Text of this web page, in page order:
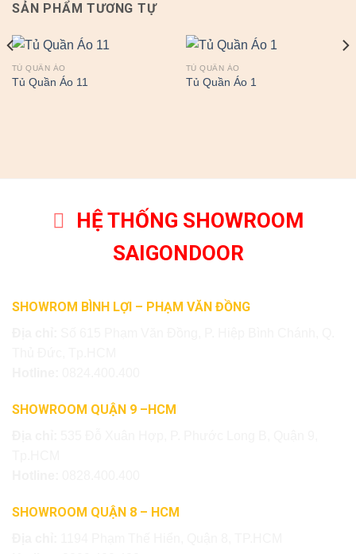
SẢN PHẨM TƯƠNG TỰ
TỦ QUẦN ÁO
Tủ Quần Áo 11
TỦ QUẦN ÁO
Tủ Quần Áo 1
HỆ THỐNG SHOWROOM
SAIGONDOOR
SHOWROM BÌNH LỢI – PHẠM VĂN ĐỒNG
SHOWROOM QUẬN 9 –HCM
SHOWROOM QUẬN 8 – HCM